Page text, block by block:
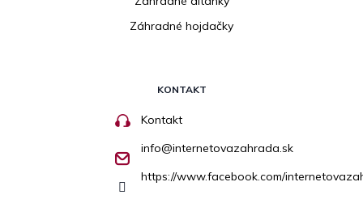
Záhradné hojdačky
KONTAKT
Kontakt
info@internetovazahrada.sk
https://www.facebook.com/